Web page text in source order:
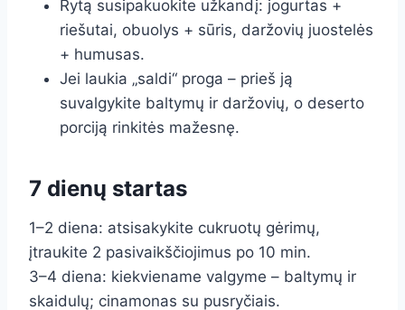
Rytą susipakuokite užkandį: jogurtas +
riešutai, obuolys + sūris, daržovių juostelės
+ humusas.
Jei laukia „saldi“ proga – prieš ją
suvalgykite baltymų ir daržovių, o deserto
porciją rinkitės mažesnę.
7 dienų startas
1–2 diena: atsisakykite cukruotų gėrimų,
įtraukite 2 pasivaikščiojimus po 10 min.
3–4 diena: kiekviename valgyme – baltymų ir
skaidulų; cinamonas su pusryčiais.